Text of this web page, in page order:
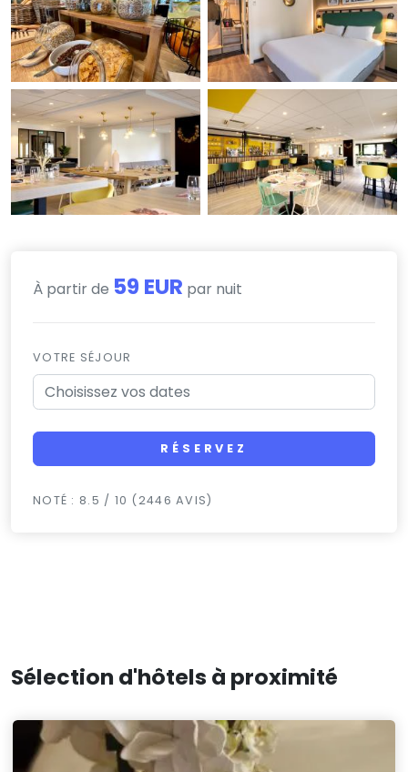
À partir de 59 EUR par nuit
VOTRE SÉJOUR
RÉSERVEZ
NOTÉ : 8.5 / 10 (2446 AVIS)
Sélection d'hôtels à proximité